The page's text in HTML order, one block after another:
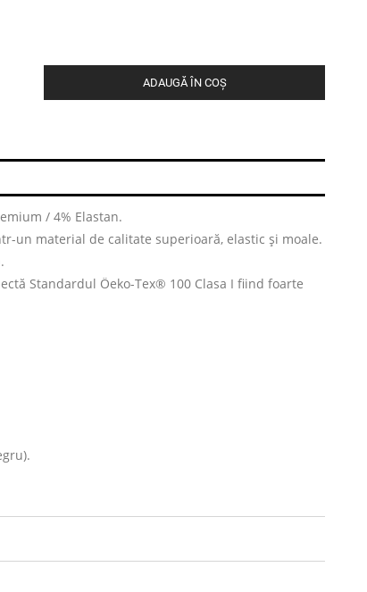
ADAUGĂ ÎN COȘ
/ 4% Elastan.
un material de calitate superioară, elastic și moale.
Standardul Öeko-Tex® 100 Clasa I fiind foarte